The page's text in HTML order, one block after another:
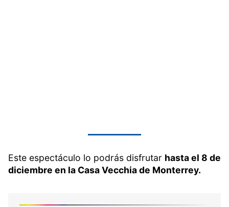
Este espectáculo lo podrás disfrutar hasta el 8 de
diciembre en la Casa Vecchia de Monterrey.